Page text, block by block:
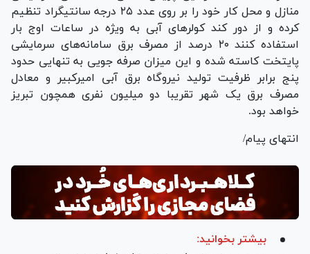
منازل و محل کار خود را بر روی عدد ۲۵ درجه سانتیگراد تنظیم
کرده و از دور کند کولر‌های آبی به ویژه در ساعات اوج بار
استفاده کنند ۲۰ درصد از مصرف برق سامانه‌های سرمایشی
پایتخت کاسته شده و این میزان صرفه جویی به تنهایی حدود
پنج برابر ظرفیت تولید نیروگاه برق آبی امیرکبیر و معادل
مصرف برق یک شهر تقریبا دو میلیون نفری همچون تبریز
خواهد بود.
انتهای پیام/
بیشتر بخوانید: